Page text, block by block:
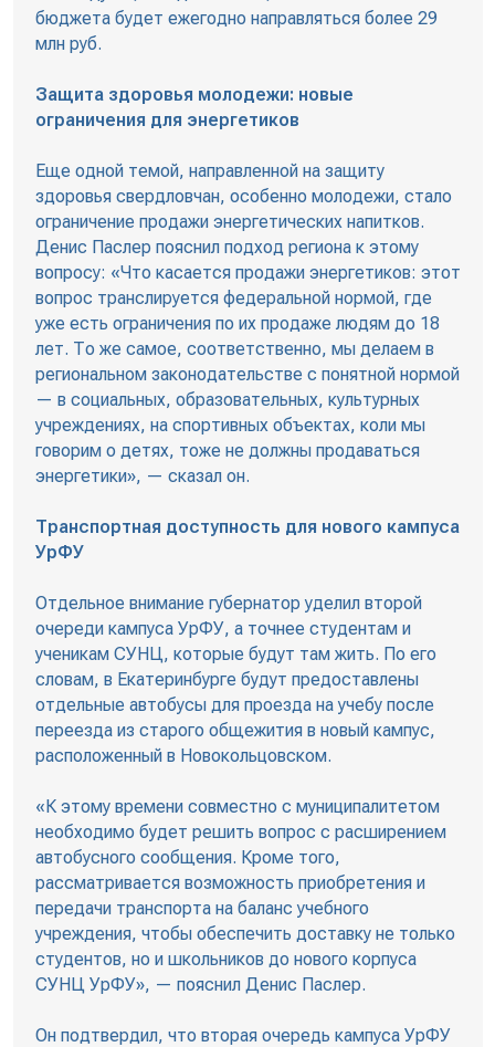
бюджета будет ежегодно направляться более 29
млн руб.
Защита здоровья молодежи: новые
ограничения для энергетиков
Еще одной темой, направленной на защиту
здоровья свердловчан, особенно молодежи, стало
ограничение продажи энергетических напитков.
Денис Паслер пояснил подход региона к этому
вопросу: «Что касается продажи энергетиков: этот
вопрос транслируется федеральной нормой, где
уже есть ограничения по их продаже людям до 18
лет. То же самое, соответственно, мы делаем в
региональном законодательстве с понятной нормой
— в социальных, образовательных, культурных
учреждениях, на спортивных объектах, коли мы
говорим о детях, тоже не должны продаваться
энергетики», — сказал он.
Транспортная доступность для нового кампуса
УрФУ
Отдельное внимание губернатор уделил второй
очереди кампуса УрФУ, а точнее студентам и
ученикам СУНЦ, которые будут там жить. По его
словам, в Екатеринбурге будут предоставлены
отдельные автобусы для проезда на учебу после
переезда из старого общежития в новый кампус,
расположенный в Новокольцовском.
«К этому времени совместно с муниципалитетом
необходимо будет решить вопрос с расширением
автобусного сообщения. Кроме того,
рассматривается возможность приобретения и
передачи транспорта на баланс учебного
учреждения, чтобы обеспечить доставку не только
студентов, но и школьников до нового корпуса
СУНЦ УрФУ», — пояснил Денис Паслер.
Он подтвердил, что вторая очередь кампуса УрФУ